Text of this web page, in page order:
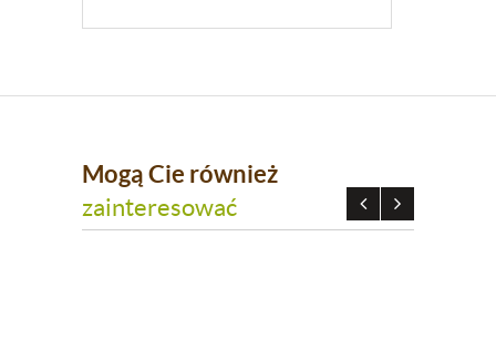
Mogą Cie również
zainteresować